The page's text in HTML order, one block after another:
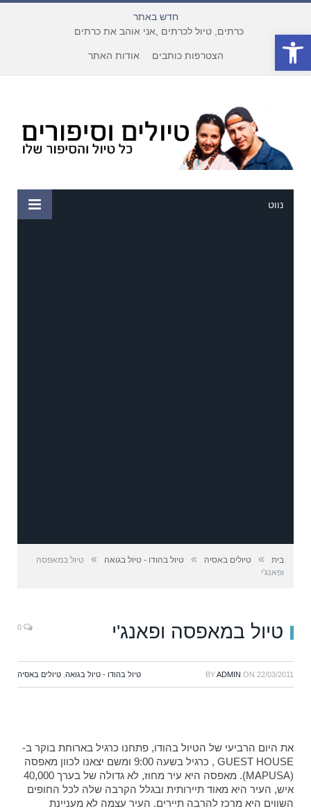
פתח סרגל נגישות
חדש באתר
כרתים, טיול לכרתים ,אני אוהב את כרתים
הצטרפות כותבים אודות האתר
נווט
בית » טיולים באסיה » טיול בהודו - טיול בגואה »
טיול במאפסה
ופאנג'י
טיול במאפסה ופאנג'י
BYADMIN ON 22/03/2011 טיול בהודו - טיול בגואה טיולים באסיה
את היום הרביעי של הטיול בהודו, פתחנו כרגיל בארוחת בוקר ב-
GUEST HOUSE , כרגיל בשעה 9:00 ומשם יצאנו לכוון מאפסה
(MAPUSA). מאפסה היא עיר מחוז, לא גדולה של בערך 40,000
איש, העיר היא מאוד תיירותית ובגלל הקרבה שלה לכל החופים
השווים היא מרכז להרבה תיירים. העיר עצמה לא מעניינת